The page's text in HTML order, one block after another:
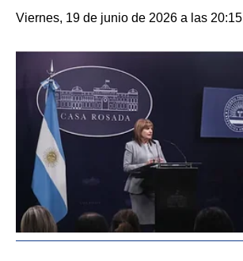
Viernes, 19 de junio de 2026 a las 20:15